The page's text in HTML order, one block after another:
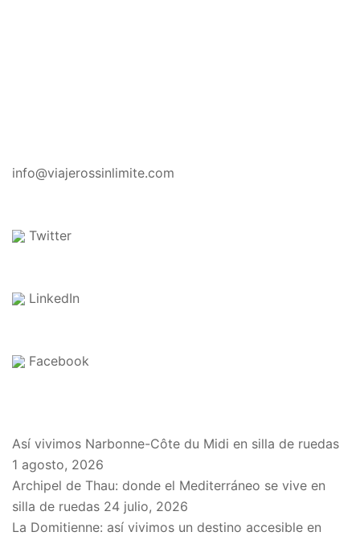
info@viajerossinlimite.com
Twitter
LinkedIn
Facebook
Así vivimos Narbonne-Côte du Midi en silla de ruedas
1 agosto, 2026
Archipel de Thau: donde el Mediterráneo se vive en
silla de ruedas 24 julio, 2026
La Domitienne: así vivimos un destino accesible en